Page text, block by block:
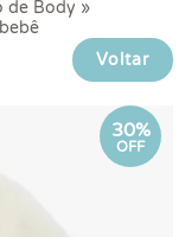
de Body »
Voltar
30%
OFF